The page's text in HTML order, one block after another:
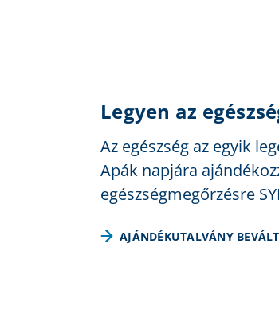
Legyen az
Az egészség az egyik
Apák napjára
egészségmegőrzésre
AJÁNDÉKUTALVÁNY